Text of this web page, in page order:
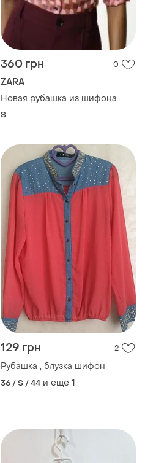
360 грн 0
ZARA
Новая рубашка из шифона
S
129 грн 2
Рубашка , блузка шифон
36 / S / 44 и еще 1